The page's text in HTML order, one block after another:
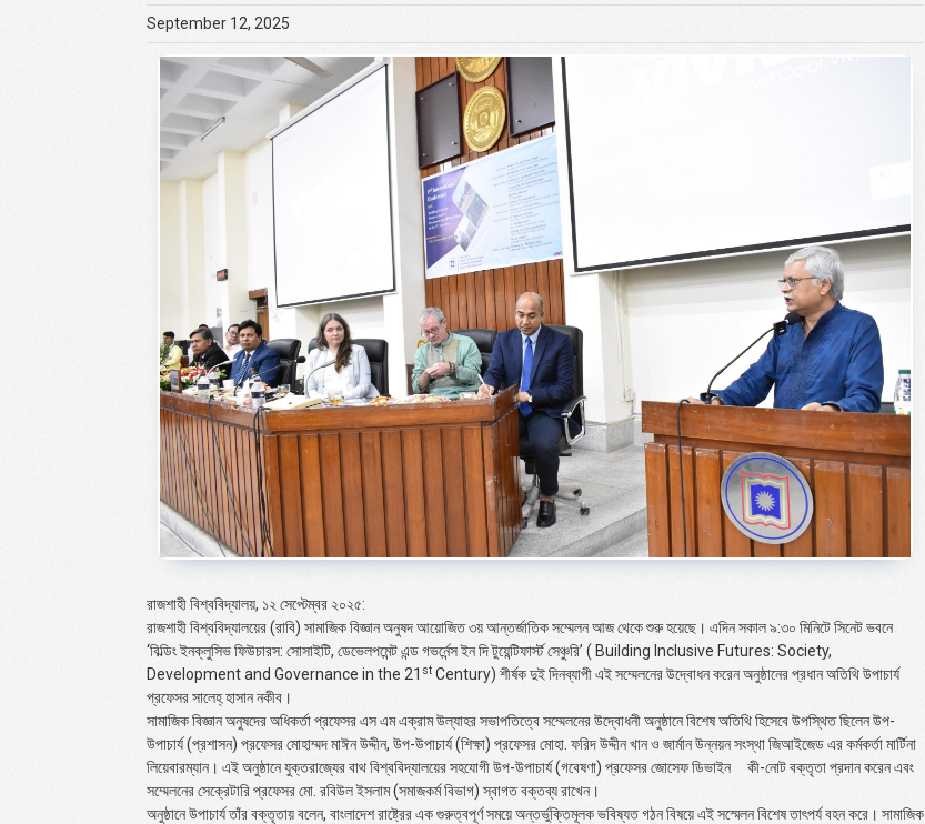
September 12, 2025
রাজশাহী বিশ্ববিদ্যালয়, ১২ সেপ্টেম্বর ২০২৫:
রাজশাহী বিশ্ববিদ্যালয়ের (রাবি) সামাজিক বিজ্ঞান অনুষদ আয়োজিত ৩য় আন্তর্জাতিক সম্মেলন আজ থেকে শুরু হয়েছে। এদিন সকাল ৯:৩০ মিনিটে সিনেট ভবনে
‘বিল্ডিং ইনক্লুসিভ ফিউচারস: সোসাইটি, ডেভেলপমেন্ট এন্ড গভর্নেন্স ইন দি টুয়েন্টিফার্স্ট সেঞ্চুরি’ ( Building Inclusive Futures: Society,
Development and Governance in the 21 st Century) শীর্ষক দুই দিনব্যাপী এই সম্মেলনের উদ্বোধন করেন অনুষ্ঠানের প্রধান অতিথি উপাচার্য
প্রফেসর সালেহ্ হাসান নকীব।
সামাজিক বিজ্ঞান অনুষদের অধিকর্তা প্রফেসর এস এম এক্রাম উল্যাহর সভাপতিত্বে সম্মেলনের উদ্বোধনী অনুষ্ঠানে বিশেষ অতিথি হিসেবে উপস্থিত ছিলেন উপ-
উপাচার্য (প্রশাসন) প্রফেসর মোহাম্মদ মাঈন উদ্দীন, উপ-উপাচার্য (শিক্ষা) প্রফেসর মোহা. ফরিদ উদ্দীন খান ও জার্মান উন্নয়ন সংস্থা জিআইজেড এর কর্মকর্তা মার্টিনা
লিয়েবারম্যান। এই অনুষ্ঠানে যুক্তরাজ্যের বাথ বিশ্ববিদ্যালয়ের সহযোগী উপ-উপাচার্য (গবেষণা) প্রফেসর জোসেফ ডিভাইন কী-নোট বক্তৃতা প্রদান করেন এবং
সম্মেলনের সেক্রেটারি প্রফেসর মো. রবিউল ইসলাম (সমাজকর্ম বিভাগ) স্বাগত বক্তব্য রাখেন।
অনুষ্ঠানে উপাচার্য তাঁর বক্তৃতায় বলেন, বাংলাদেশ রাষ্ট্রের এক গুরুত্বপূর্ণ সময়ে অন্তর্ভুক্তিমূলক ভবিষ্যত গঠন বিষয়ে এই সস্মেলন বিশেষ তাৎপর্য বহন করে। সামাজিক